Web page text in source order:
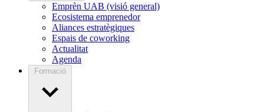
Emprèn UAB (visió general)
Ecosistema emprenedor
Aliances estratègiques
Espais de coworking
Actualitat
Agenda
Formació